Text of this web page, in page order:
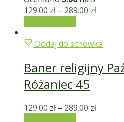
129.00 zł – 289.00 zł
Dodaj do schowka
Baner religijny
Różaniec 45
129.00 zł – 289.00 zł